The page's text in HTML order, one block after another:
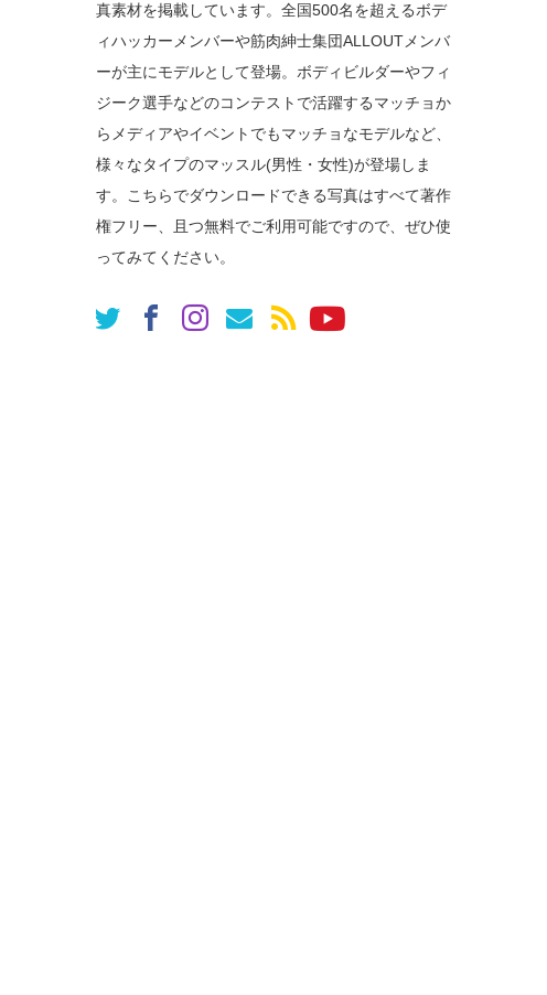
真素材を掲載しています。全国500名を超えるボデ
ィハッカーメンバーや筋肉紳士集団ALLOUTメンバ
ーが主にモデルとして登場。ボディビルダーやフィ
ジーク選手などのコンテストで活躍するマッチョか
らメディアやイベントでもマッチョなモデルなど、
様々なタイプのマッスル(男性・女性)が登場しま
す。こちらでダウンロードできる写真はすべて著作
権フリー、且つ無料でご利用可能ですので、ぜひ使
ってみてください。